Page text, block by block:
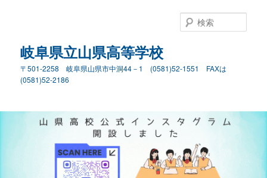
岐阜県立山県高等学校
〒501-2258 岐阜県山県市中洞44－1 (0581)52-1551 FAXは
(0581)52-2186
索